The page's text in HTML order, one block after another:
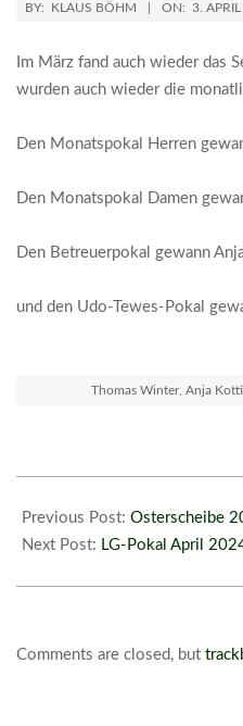
BY: KLAUS BÖHM ON: 3.
Im März fand auch wieder das
wurden auch wieder die
Den Monatspokal Herren
Den Monatspokal Damen
Den Betreuerpokal gewann
und den Udo-Tewes-Pokal
Thomas Winter, Anja
04-
03
Previous Post: Osterscheibe
Next Post: LG-Pokal April
Comments are closed, but